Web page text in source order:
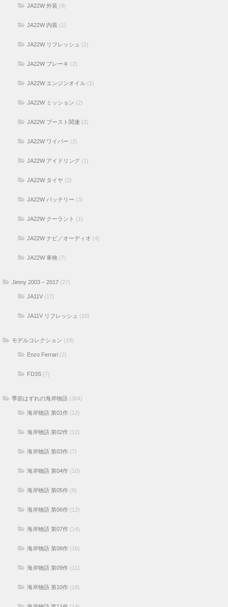
JA22W 外装 (9)
JA22W 内装 (1)
JA22W リフレッシュ (2)
JA22W ブレーキ (2)
JA22W エンジンオイル (1)
JA22W ミッション (2)
JA22W ブースト関連 (2)
JA22W ワイパー (2)
JA22W アイドリング (1)
JA22W タイヤ (2)
JA22W バッテリー (3)
JA22W クーラント (1)
JA22W ナビ／オーディオ (4)
JA22W 車検 (7)
Jimny 2003 – 2017 (27)
JA11V (17)
JA11V リフレッシュ (10)
モデルコレクション (19)
Enzo Ferrari (2)
FD3S (7)
季節はずれの海岸物語 (364)
海岸物語 第01作 (12)
海岸物語 第02作 (12)
海岸物語 第03作 (7)
海岸物語 第04作 (10)
海岸物語 第05作 (8)
海岸物語 第06作 (12)
海岸物語 第07作 (14)
海岸物語 第08作 (16)
海岸物語 第09作 (11)
海岸物語 第10作 (18)